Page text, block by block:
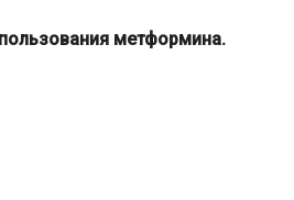
метформина.